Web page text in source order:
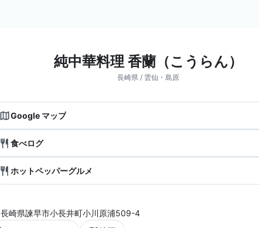
純中華料理 香蘭（こうらん）
長崎県 / 雲仙・島原
Google マップ
食べログ
ホットペッパーグルメ
長崎県諫早市小長井町小川原浦509-4